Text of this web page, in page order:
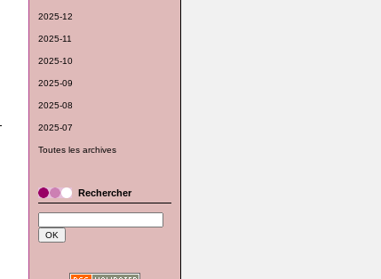
2025-12
2025-11
2025-10
2025-09
2025-08
2025-07
Toutes les archives
Rechercher